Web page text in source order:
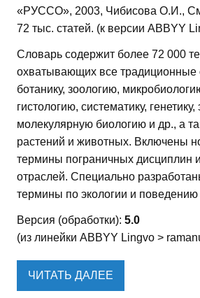
«РУССО», 2003, Чибисова О.И.,
72 тыс. статей. (к версии ABBYY
Словарь содержит более 72 000
охватывающих все традиционные
ботанику, зоологию,
гистологию, систематику, генетику,
молекулярную биологию и др., а
растений и животных. Включены
термины пограничных дисциплин
отраслей. Специально
термины по экологии и
Версия (обработки): 5.0
(из линейки ABBYY Lingvo >
ЧИТАТЬ ДАЛЕЕ